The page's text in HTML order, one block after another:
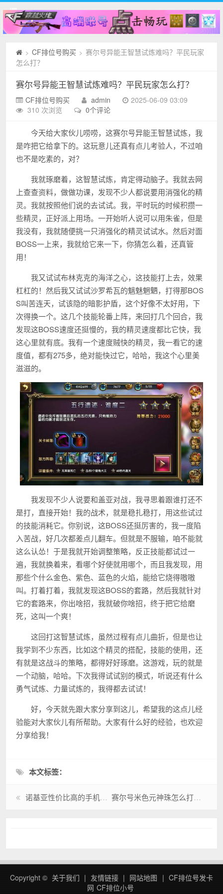
> CF排位号购买 > 赛尔号异能王智慧试炼难吗？平民玩家
怎么打？
赛尔号异能王智慧试炼难吗？平民玩家怎么打？
CF排位号购买 admin
2025-06-09 03:09
310 次浏览
0个评论
今天给大家伙儿唠唠，这赛尔号异能王智慧试炼，我
是咋把它给拿下的。这玩意儿还真有点儿考验人，不过咱
也不是吃素的，对？
我就琢磨着，这智慧试炼，肯定得动脑子。我就去网
上查查资料，做做功课，发现不少人都说要用消强化的精
灵。我就按照他们说的去试试。我，平时玩的时候积攒一
些精灵，正好派上用场。一开始听人说可以用朱雀，但是
我没有，我就随便挑一只消强化的精灵试试水。然后对面
BOSS一上来，我就给它来一下，你猜怎么着，还真管
用！
我又试试布林克克的海洋之心，这技能打上去，效果
杠杠的！然后我又试试沙罗希瓦的魑魅魍魉，打得那BOS
S叫苦连天，试该隐的暗影护盾，这个好像不太好用，下
次得换一个。这几个技能轮番上阵，来回打几个回合，我
发现这BOSS速度还挺慢的，我的精灵速度都比它快，我
这心里就有底。我有一个速度贼快的精灵，我一看它的速
度值，都有275多，绝对能快过它，哈哈，我这个心里美
滋滋的。
我发现不少人说要和盖亚对战，我寻思着跟谁打还不
是打，直接开始！我的战术，就是稳扎稳打，用这些试过
的技能消耗它。你别说，这BOSS还挺厉害的，我一度陷
入苦战，好几次都差点儿翻车。但就是不服输，咱不能就
这么认怂！于是我就开始调整策略，反正技能都试过一
遍，我就换着来，看哪个好使就用哪个，而且我发现，用
那些个什么金色、紫色、蓝色的火焰，能给它烧得嗷嗷
叫。打着打着，我就发现这BOSS的套路，然后我就针对
它的套路来，你出啥招，我就破你啥招，终于把它给磨
死，这叫一个爽！
这回打这智慧试炼，虽然过程有点儿曲折，但是也让
我学到不少东西，比如这个精灵的搭配，技能的使用，还
有就是这战斗的策略，都得好好琢磨。这游戏，玩的就是
一个动脑，哈哈。下次我得试试别的模式，听说还有什么
勇气试炼、力量试炼的，我得都去试试！
好，今天就先跟大家分享到这儿，希望我的这点儿经
验能对大家伙儿有所帮助。大家有什么好的经验，也欢迎
分享给我！
本文标签：
诺基亚性价比高的手机有哪些？看看这几款你就知道！ 赛尔号米色元神珠怎么打？这个方法让你一次过！
Copyright © 关于我们 | 友情链接 | 网站地图 | CF排位号发卡
网 CF排位小号